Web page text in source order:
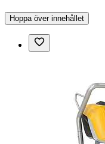
Hoppa över innehållet